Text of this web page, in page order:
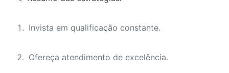
Invista em qualificação constante.
Ofereça atendimento de excelência.